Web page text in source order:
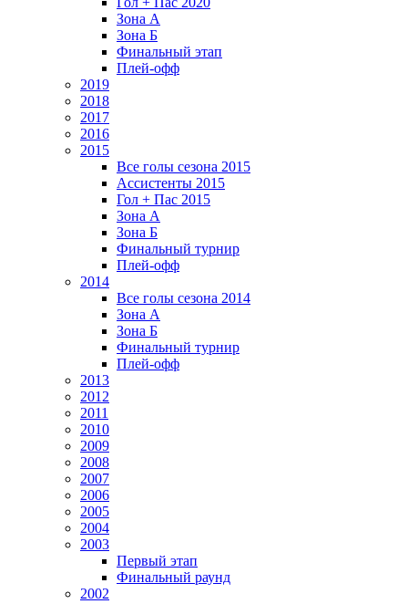
Зона А
Зона Б
Финальный этап
Плей-офф
2019
2018
2017
2016
2015
Все голы сезона 2015
Ассистенты 2015
Гол + Пас 2015
Зона А
Зона Б
Финальный турнир
Плей-офф
2014
Все голы сезона 2014
Зона А
Зона Б
Финальный турнир
Плей-офф
2013
2012
2011
2010
2009
2008
2007
2006
2005
2004
2003
Первый этап
Финальный раунд
2002